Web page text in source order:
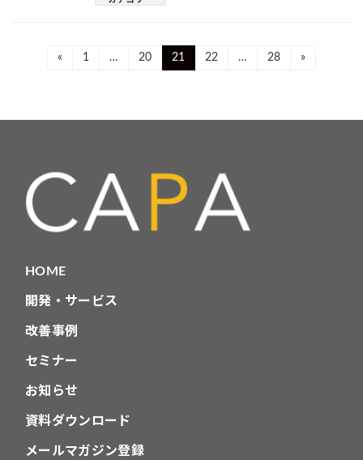
ー
シ
ン
« Page
1 … Page
20 Page
21 Page
22 … Page
28 »
HOME
開発・サービス
改善事例
セミナー
お知らせ
資料ダウンロード
メールマガジン登録